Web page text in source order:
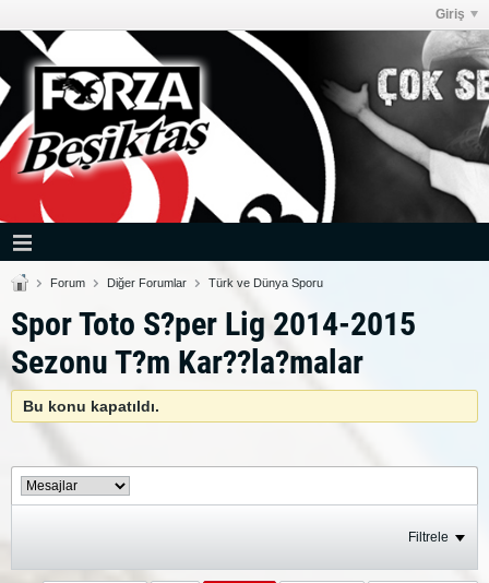
Giriş
Forum Diğer Forumlar Türk ve Dünya Sporu
Spor Toto S?per Lig 2014-2015
Sezonu T?m Kar??la?malar
Bu konu kapatıldı.
Filtrele